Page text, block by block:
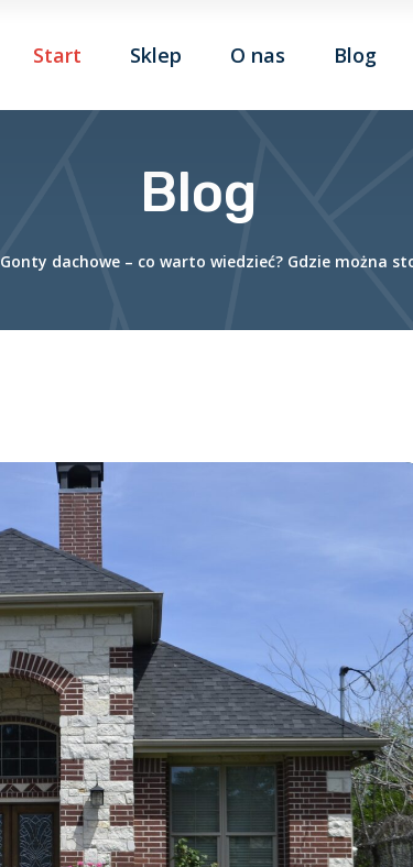
Start Sklep O nas Blog
Blog
Gonty dachowe – co warto wiedzieć? Gdzie można